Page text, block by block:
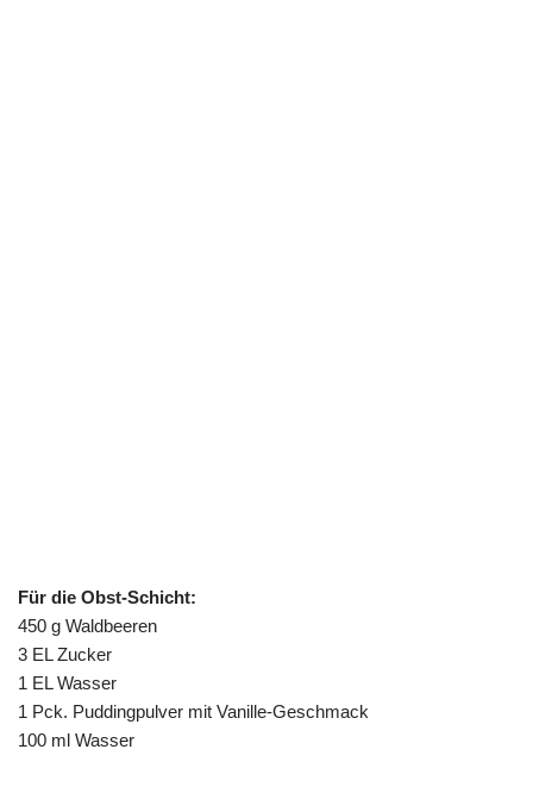
Für die Obst-Schicht:
450 g Waldbeeren
3 EL Zucker
1 EL Wasser
1 Pck. Puddingpulver mit Vanille-Geschmack
100 ml Wasser